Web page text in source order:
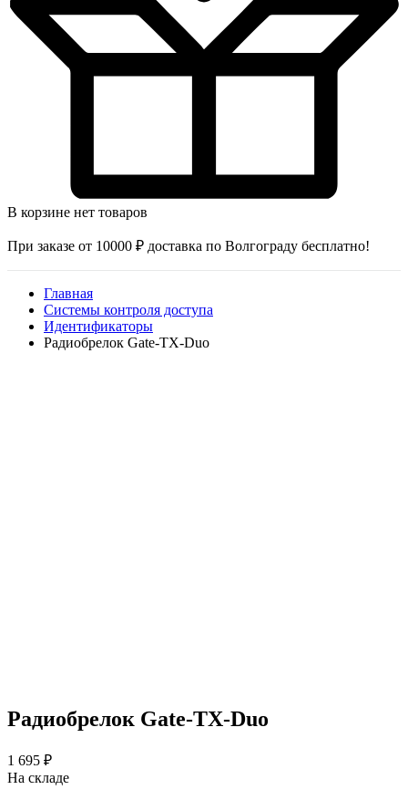
В корзине нет товаров
При заказе от 10000 ₽ доставка по Волгограду бесплатно!
Главная
Системы контроля доступа
Идентификаторы
Радиобрелок Gate-ТХ-Duo
Радиобрелок Gate-ТХ-Duo
1 695 ₽
На складе